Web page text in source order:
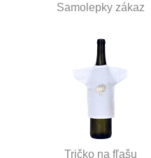
Samolepky zákaz
Tričko na fľašu